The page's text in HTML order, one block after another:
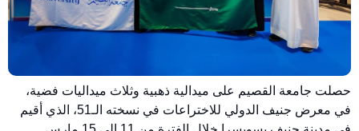
حصلت جامعة القصيم على ميدالية ذهبية وثلاث ميداليات فضية،
في معرض جنيف الدولي للاختراعات في نسخته الـ51، الذي أقيم